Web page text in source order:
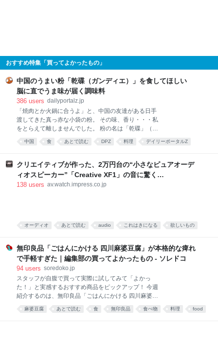
おすすめ特集「買ってよかったもの」
中国のうまい粉「乾碟（ガンディエ）」を食してほしい
脳に直でうま味が届く調味料
386 users dailyportalz.jp
「焼肉とか火鍋に合うよ」と、中国の友達がある日手
渡してきた真っ赤な小袋の粉。 その味、香り・・・私
をとらえて離しませんでした。 粉の名は「乾碟」（ガ
た、脳に直でうま味が届く調味料です。 そんな乾碟を
した。 真っ赤な小袋に入った粉 大学院生のころ、中国
の東北地方から来た留学生の女の子と仲良くなりまし
た。 彼女は辛い物が大好き。「日本には辛い食べ物が
ない」と、中国のショッピングサイト「淘宝」（タオ
キャラの描かれた、真っ赤な小袋をくれました。 なん
していなか
中国 食 あとで読む DPZ 料理 デイリーポータルZ
クリエイティブが作った、2万円台の“小さなピュアオーデ
ィオスピーカー”「Creative XF1」の音に驚く
[Sponsored]
138 users av.watch.impress.co.jp
オーディオ あとで読む audio これはきになる 欲しいもの
無印良品「ごはんにかける 四川麻婆豆腐」が本格的な痺れ
で手軽すぎた｜編集部の買ってよかったもの - ソレドコ
94 users soredoko.jp
スタッフが自腹で買って実際に試してみて「よかっ
た！」と実感するおすすめ商品をピックアップ！ 今週
紹介するのは、無印良品「ごはんにかける 四川麻婆豆
本格四川の味が楽しめます。暑くて料理が億劫な日
麻婆豆腐 あとで読む 食 無印良品 食べ物 料理 food